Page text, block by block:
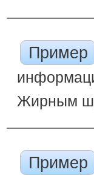
Пример
Жирным
Пример